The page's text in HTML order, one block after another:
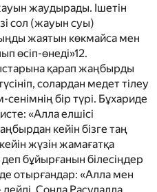
жаудырады. Ішетін
сол (жауын суы)
жаятын көкмайса мен
өсіп-өнеді»12.
қарап жаңбырды
солардан медет тілеу
бір түрі. Бұхариде
«Алла елшісі
кейін бізге таң
жүзін жамағатқа
бұйырғанын білесіңдер
отырғандар: «Алла мен